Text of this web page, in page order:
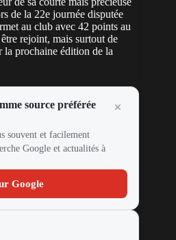
de la 22e journée disputée
au club avec 42 points au
rejoint, mais surtout de
prochaine édition de la
source préférée
souvent et facilement
Google et actualités à
Google